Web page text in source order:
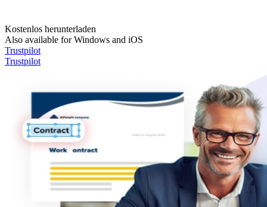
Kostenlos herunterladen
Also available for Windows and iOS
Trustpilot
Trustpilot